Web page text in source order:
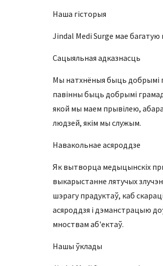
Наша гісторыя
Jindal Medi Surge мае багатую
Сацыяльная адказнасць
Мы натхнёныя быць добрымі
павінны быць добрымі
якой мы маем прывілею,
людзей, якім мы служым.
Навакольнае асяроддзе
Як вытворца медыцынскіх
выкарыстанне лятучых
шэрагу прадуктаў, каб
асяроддзя і дэманстрацыю
мноствам аб'ектаў.
Нашы ўклады